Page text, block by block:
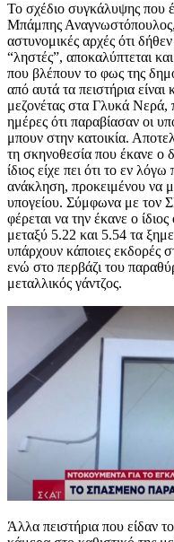
Το σχέδιο συγκάλυψης που
Μπάμπης Αναγνωστόπουλος,
αστυνομικές αρχές ότι
“ληστές”, αποκαλύπτεται
που βλέπουν το φως της
από αυτά τα πειστήρια
μεζονέτας στα Γλυκά Νερά,
ημέρες ότι παραβίασαν οι
μπουν στην κατοικία.
τη σκηνοθεσία που έκανε ο
ίδιος είχε πει ότι το εν
ανάκληση, προκειμένου να
υπογείου. Σύμφωνα με τον
φέρεται να την έκανε ο
μεταξύ 5.22 και 5.54 τα
υπάρχουν κάποιες εκδορές
ενώ στο περβάζι του
μεταλλικός γάντζος.
Άλλα πειστήρια που είδαν